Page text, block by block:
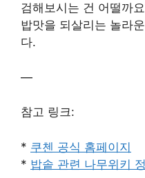
검해보시는 건 어떨까
밥맛을 되살리는 놀라
다.
—
참고 링크:
* 쿠첸 공식 홈페이지
* 밥솥 관련 나무위키